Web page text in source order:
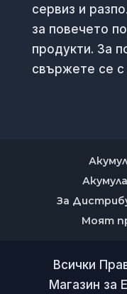
сервиз и
за повечето
продукти. За
свържете се с
За
Моят
Всички
Магазин за